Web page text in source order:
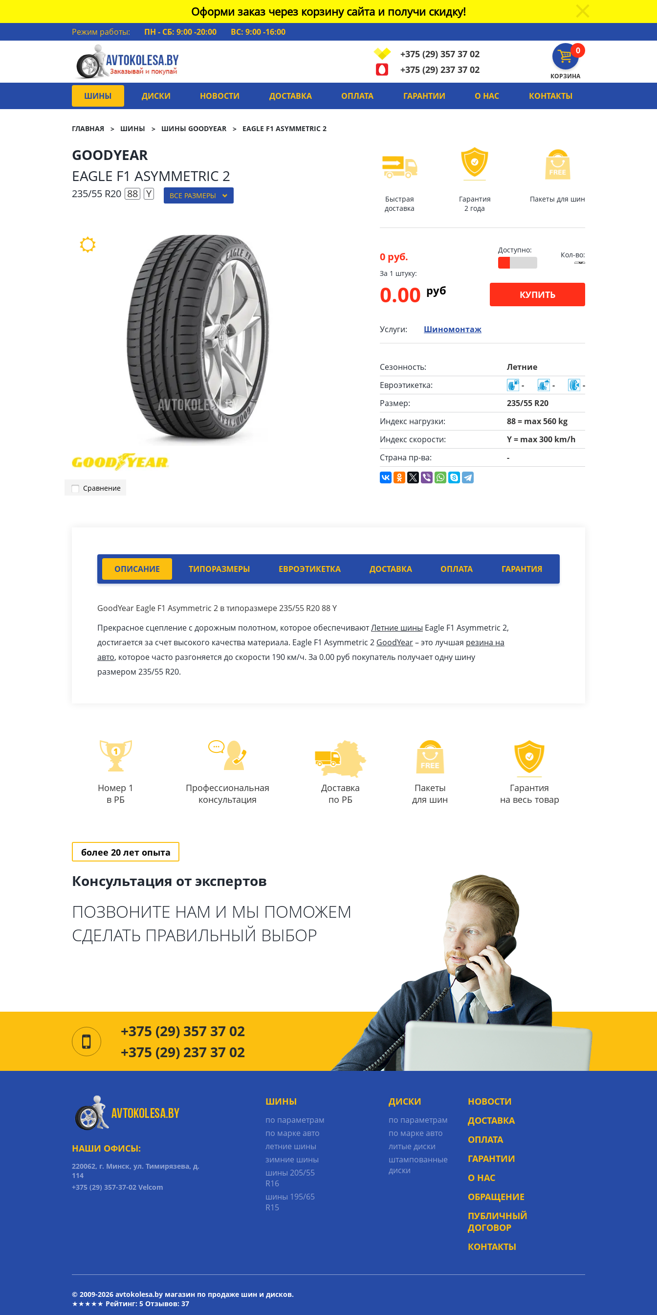
Оформи заказ через корзину сайта и получи скидку!
Режим работы: ПН - СБ: 9:00 -20:00
ВС: 9:00 -16:00
0
КОРЗИНА
+375 (29) 357 37 02
+375 (29) 237 37 02
ШИНЫ ДИСКИ НОВОСТИ ДОСТАВКА ОПЛАТА ГАРАНТИИ О НАС КОНТАКТЫ
ГЛАВНАЯ ШИНЫ ШИНЫ GOODYEAR EAGLE F1 ASYMMETRIC 2
GOODYEAR
EAGLE F1 ASYMMETRIC 2
235/55 R20 88 Y ВСЕ РАЗМЕРЫ
Сравнение
Быстрая
доставка
Гарантия
2 года
Пакеты для шин
0 руб.
Доступно:
Кол-во:
За 1 штуку:
0.00 pуб КУПИТЬ
Услуги: Шиномонтаж
Сезонность:
Летние
Евроэтикетка:
- -
-
Размер:
235/55 R20
Индекс нагрузки:
88 = max 560 kg
Индекс скорости:
Y = max 300 km/h
Страна пр-ва:
-
ОПИСАНИЕ ТИПОРАЗМЕРЫ ЕВРОЭТИКЕТКА ДОСТАВКА ОПЛАТА ГАРАНТИЯ
GoodYear Eagle F1 Asymmetric 2 в типоразмере 235/55 R20 88 Y
Прекрасное сцепление с дорожным полотном, которое обеспечиваютЛетние шины Eagle F1 Asymmetric 2,
достигается за счет высокого качества материала. Eagle F1 Asymmetric 2 GoodYear– это лучшая резина на
авто, которое часто разгоняется до скорости 190 км/ч. За 0.00 pуб покупатель получает одну шину
размером 235/55 R20.
Номер 1
в РБ
Профессиональная
консультация
Доставка
по РБ
Пакеты
для шин
Гарантия
на весь товар
более 20 лет опыта
Консультация от экспертов
ПОЗВОНИТЕ НАМ И МЫ ПОМОЖЕМ
СДЕЛАТЬ ПРАВИЛЬНЫЙ ВЫБОР
+375 (29) 357 37 02
+375 (29) 237 37 02
НАШИ ОФИСЫ:
220062, г. Минск, ул. Тимирязева, д.
114
+375 (29) 357-37-02 Velcom
ШИНЫ
по параметрам
по марке авто
летние шины
зимние шины
шины 205/55
R16
шины 195/65
R15
ДИСКИ
по параметрам
по марке авто
литые диски
штампованные
диски
НОВОСТИ
ДОСТАВКА
ОПЛАТА
ГАРАНТИИ
О НАС
ОБРАЩЕНИЕ
ПУБЛИЧНЫЙ
ДОГОВОР
КОНТАКТЫ
© 2009-2026 avtokolesa.by магазин по продаже шин и дисков.
★★★★★ Рейтинг: 5 Отзывов: 37